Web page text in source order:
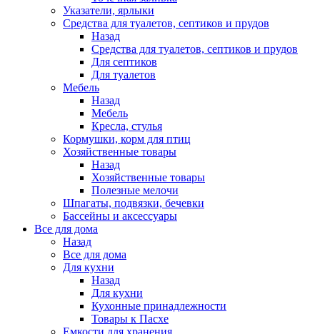
Указатели, ярлыки
Средства для туалетов, септиков и прудов
Назад
Средства для туалетов, септиков и прудов
Для септиков
Для туалетов
Мебель
Назад
Мебель
Кресла, стулья
Кормушки, корм для птиц
Хозяйственные товары
Назад
Хозяйственные товары
Полезные мелочи
Шпагаты, подвязки, бечевки
Бассейны и аксессуары
Все для дома
Назад
Все для дома
Для кухни
Назад
Для кухни
Кухонные принадлежности
Товары к Пасхе
Емкости для хранения